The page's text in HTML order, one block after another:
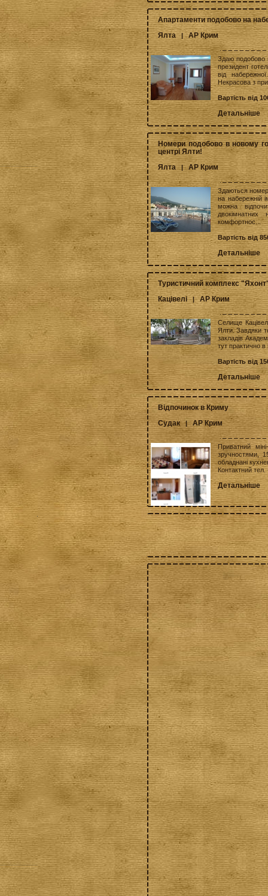
Апартаменти подобово на
Ялта |АР Крим
Здаю подобово
президент
від
Некрасова з
Вартість від
Детальніше
Номери подобово в новому
центрі Ялти!
Ялта |АР Крим
Здаються
на набережній
можна
комфортнос...
Вартість від
Детальніше
Туристичний комплекс
Кацівелі |АР Крим
Селище
Ялти. Завдяки
закладів
тут практично
Вартість від
Детальніше
Відпочинок в Криму
Судак |АР Крим
Приватний
зручностями,
обладнані
Контактний
Детальніше